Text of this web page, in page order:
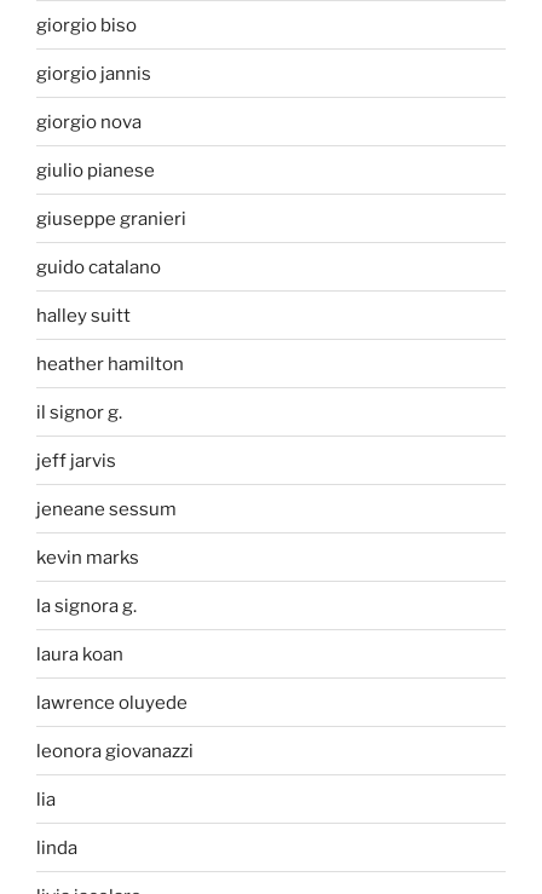
giorgio biso
giorgio jannis
giorgio nova
giulio pianese
giuseppe granieri
guido catalano
halley suitt
heather hamilton
il signor g.
jeff jarvis
jeneane sessum
kevin marks
la signora g.
laura koan
lawrence oluyede
leonora giovanazzi
lia
linda